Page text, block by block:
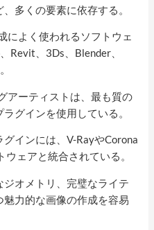
多くの要素に依存する。
によく使われるソフトウェ
Revit、3Ds、Blender、
アーティストは、最も質の
グインを使用している。
インには、V-RayやCorona
ェアと統合されている。
オメトリ、完璧なライテ
力的な画像の作成を容易